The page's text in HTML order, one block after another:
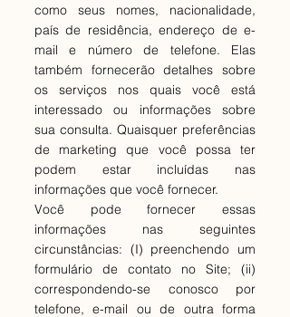
como seus nomes, nacionalidade,
país de residência, endereço de e-
mail e número de telefone. Elas
também fornecerão detalhes sobre
os serviços nos quais você está
interessado ou informações sobre
sua consulta. Quaisquer preferências
de marketing que você possa ter
podem estar incluídas nas
informações que você fornecer.
Você pode fornecer essas
informações nas seguintes
circunstâncias: (I) preenchendo um
formulário de contato no Site; (ii)
correspondendo-se conosco por
telefone, e-mail ou de outra forma